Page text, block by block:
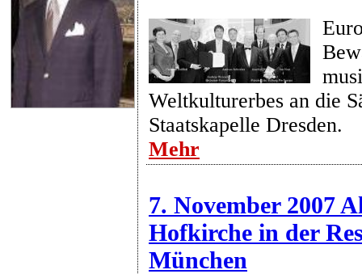
Weltkulturerbes an die
Staatskapelle Dresden.
Mehr
7. November 2007
Hofkirche in der
München